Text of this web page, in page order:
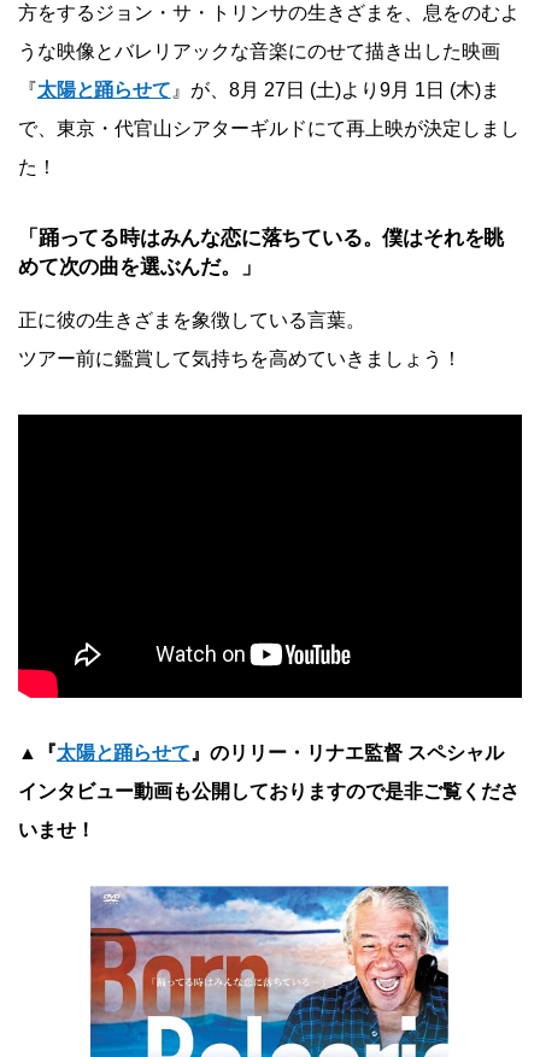
方をするジョン・サ・トリンサの生きざまを、息をのむよ
うな映像とバレリアックな音楽にのせて描き出した映画
『太陽と踊らせて 』が、8月 27日 (土)より9月 1日 (木)ま
で、東京・代官山シアターギルドにて再上映が決定しまし
た！
「踊ってる時はみんな恋に落ちている。僕はそれを眺
めて次の曲を選ぶんだ。」
正に彼の生きざまを象徴している言葉。
ツアー前に鑑賞して気持ちを高めていきましょう！
▲『太陽と踊らせて 』のリリー・リナエ監督 スペシャル
インタビュー動画も公開しておりますので是非ご覧くださ
いませ！